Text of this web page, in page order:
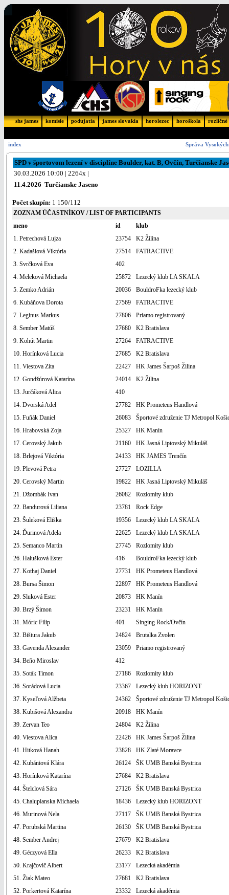
shs james komisie podujatia james slovakia horolezec horoškola rozličné
index Správa
SPD v športovom lezení v disciplíne Boulder, kat. B, Ovčín, Turčianske
30.03.2026 10:00 | 2264x |
11.4.2026 Turčianske Jaseno
Počet skupín: 1 150/112
ZOZNAM ÚČASTNÍKOV / LIST OF PARTICIPANTS
meno
id
klub
1. Petrechová Lujza
23754
K2 Žilina
2. Kadašiová Viktória
27514
FATRACTIVE
3. Svrčková Eva
402
4. Meleková Michaela
25872
Lezecký klub LA SKALA
5. Zemko Adrián
20036
BouldroFka lezecký klub
6. Kubáňova Dorota
27569
FATRACTIVE
7. Leginus Markus
27806
Priamo registrovaný
8. Sember Matúš
27680
K2 Bratislava
9. Kohút Martin
27264
FATRACTIVE
10. Horínková Lucia
27685
K2 Bratislava
11. Viestova Zita
22427
HK James Šarpoš Žilina
12. Gondžúrová Katarína
24014
K2 Žilina
13. Jurčáková Alica
410
14. Dvorská Adel
27782
HK Prometeus Handlová
15. Fuňák Daniel
26083
Športové združenie TJ Metropol
16. Hrabovská Zoja
25327
HK Manín
17. Cerovský Jakub
21160
HK Jasná Liptovský Mikuláš
18. Brlejová Viktória
24133
HK JAMES Trenčín
19. Plevová Petra
27727
LOZILLA
20. Cerovský Martin
19822
HK Jasná Liptovský Mikuláš
21. Džombák Ivan
26082
Rozlomity klub
22. Bandurová Liliana
23781
Rock Edge
23. Šuleková Eliška
19356
Lezecký klub LA SKALA
24. Ďurinová Adela
22625
Lezecký klub LA SKALA
25. Semanco Martin
27745
Rozlomity klub
26. Halušková Ester
416
BouldroFka lezecký klub
27. Kothaj Daniel
27731
HK Prometeus Handlová
28. Bursa Šimon
22897
HK Prometeus Handlová
29. Sluková Ester
20873
HK Manín
30. Brzý Šimon
23231
HK Manín
31. Móric Filip
401
Singing Rock/Ovčín
32. Bištura Jakub
24824
Brutalka Zvolen
33. Gavenda Alexander
23059
Priamo registrovaný
34. Beňo Miroslav
412
35. Soták Timon
27186
Rozlomity klub
36. Sorádová Lucia
23367
Lezecký klub HORIZONT
37. Kyseľová Alžbeta
24362
Športové združenie TJ Metropol
38. Kubišová Alexandra
20918
HK Manín
39. Zervan Teo
24804
K2 Žilina
40. Viestova Alica
22426
HK James Šarpoš Žilina
41. Hitková Hanah
23828
HK Zlaté Moravce
42. Kubániová Klára
26124
ŠK UMB Banská Bystrica
43. Horínková Katarína
27684
K2 Bratislava
44. Štelclová Sára
27126
ŠK UMB Banská Bystrica
45. Chalupianska Michaela
18436
Lezecký klub HORIZONT
46. Murinová Nela
27117
ŠK UMB Banská Bystrica
47. Porubská Martina
26130
ŠK UMB Banská Bystrica
48. Sember Andrej
27679
K2 Bratislava
49. Géczyová Ella
26233
K2 Bratislava
50. Krajčovič Albert
23177
Lezecká akadémia
51. Žiak Mateo
27681
K2 Bratislava
52. Porkertová Katarína
23332
Lezecká akadémia